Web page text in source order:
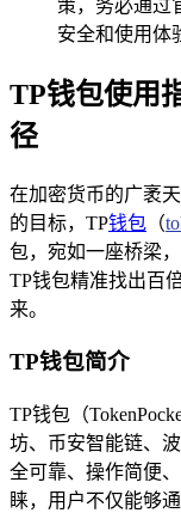
策，务必通过
安全和使用体
TP钱包使用
径
在加密货币的广袤
的目标，TP钱包 （
包，宛如一座桥梁
TP钱包精准找出百
来。
TP钱包简介
TP钱包（
坊、币安智能链、
全可靠、操作简便
睐，用户不仅能够